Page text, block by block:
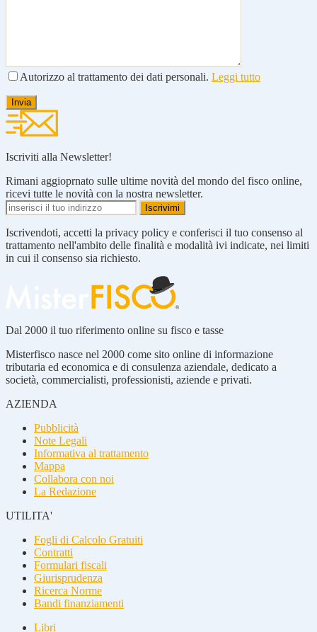
Autorizzo al trattamento dei dati personali. Leggi tutto
Iscriviti alla Newsletter!
Rimani aggioprnato sulle ultime novità del mondo del fisco online,
ricevi tutte le novità con la nostra newsletter.
Iscrivendoti, accetti la privacy policy e conferisci il tuo consenso al
trattamento nell'ambito delle finalità e modalità ivi indicate, nei limiti
in cui il consenso sia richiesto.
Dal 2000 il tuo riferimento online su fisco e tasse
Misterfisco nasce nel 2000 come sito online di informazione
tributaria ed economica e di consulenza aziendale, dedicato a
società, commercialisti, professionisti, aziende e privati.
AZIENDA
Pubblicità
Note Legali
Informativa al trattamento
Mappa
Collabora con noi
La Redazione
UTILITA'
Fogli di Calcolo Gratuiti
Contratti
Formulari fiscali
Giurisprudenza
Ricerca Norme
Bandi finanziamenti
Libri